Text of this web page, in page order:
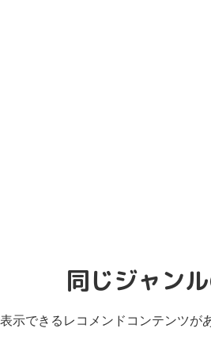
同じジャン
表示できるレコメンドコンテンツが